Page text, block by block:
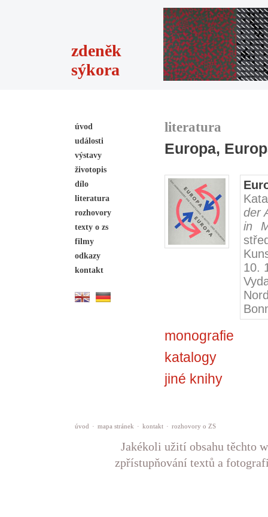
zdeněk
sýkora
úvod
události
výstavy
životopis
dílo
literatura
rozhovory
texty o zs
filmy
odkazy
kontakt
literatura
Europa,
der
in
10.
monografie
katalogy
jiné knihy
úvod · mapa stránek · kontakt · rozhovory o ZS
Jakékoli užití obsahu těchto
zpřístupňování textů a